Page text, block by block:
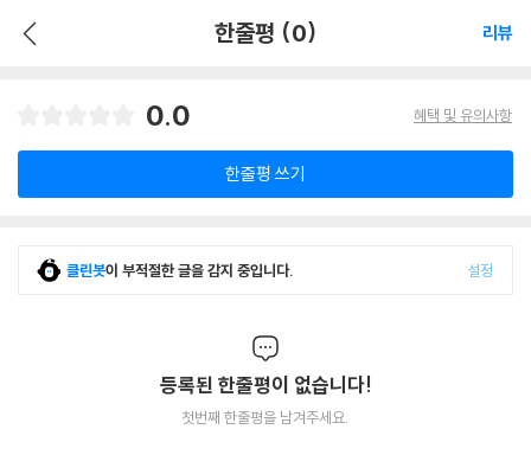
한줄평 (0) 리뷰
0.0 혜택 및 유의사항
한줄평 쓰기
클린봇이 부적절한 글을 감지 중입니다. 설정
등록된 한줄평이 없습니다!
첫번째 한줄평을 남겨주세요.